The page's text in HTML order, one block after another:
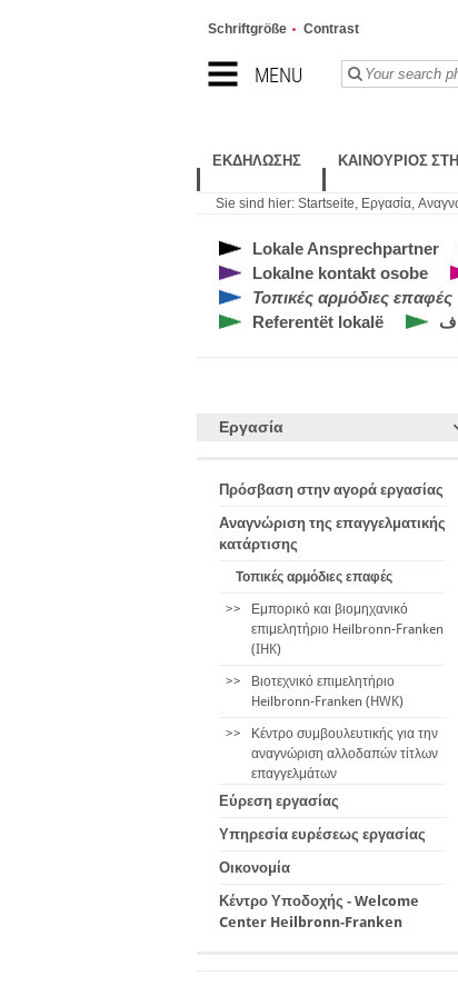
MENU
Schriftgröße Contrast
ΕΚΔΉΛΩΣΗΣ ΚΑΙΝΟΎΡΙΟΣ
Sie sind hier: Startseite, Εργασία,
Lokale Ansprechpartner
Lokalne kontakt osobe
Τοπικές αρμόδιες επαφές
Referentët lokalë
Εργασία
Πρόσβαση στην αγορά εργασίας
Αναγνώριση της επαγγελματικής
κατάρτισης
Τοπικές αρμόδιες επαφές
>>
Εμπορικό και βιομηχανικό
επιμελητήριο Heilbronn-Franken
(IHK)
>>
Βιοτεχνικό επιμελητήριο
Heilbronn-Franken (HWK)
>>
Κέντρο συμβουλευτικής για την
αναγνώριση αλλοδαπών τίτλων
επαγγελμάτων
Εύρεση εργασίας
Υπηρεσία ευρέσεως εργασίας
Οικονομία
Κέντρο Υποδοχής - Welcome
Center Heilbronn-Franken